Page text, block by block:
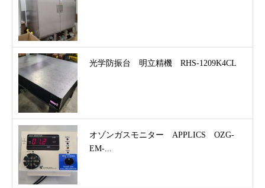
光学防振台 明立精機 RHS-1209K4CL
オゾンガスモニター APPLICS OZG-
EM-...